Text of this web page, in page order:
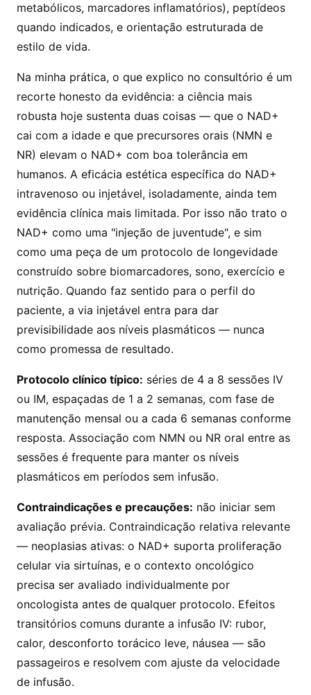
metabólicos, marcadores inflamatórios), peptídeos
quando indicados, e orientação estruturada de
estilo de vida.
Na minha prática, o que explico no consultório é um
recorte honesto da evidência: a ciência mais
robusta hoje sustenta duas coisas — que o NAD+
cai com a idade e que precursores orais (NMN e
NR) elevam o NAD+ com boa tolerância em
humanos. A eficácia estética específica do NAD+
intravenoso ou injetável, isoladamente, ainda tem
evidência clínica mais limitada. Por isso não trato o
NAD+ como uma "injeção de juventude", e sim
como uma peça de um protocolo de longevidade
construído sobre biomarcadores, sono, exercício e
nutrição. Quando faz sentido para o perfil do
paciente, a via injetável entra para dar
previsibilidade aos níveis plasmáticos — nunca
como promessa de resultado.
Protocolo clínico típico: séries de 4 a 8 sessões IV
ou IM, espaçadas de 1 a 2 semanas, com fase de
manutenção mensal ou a cada 6 semanas conforme
resposta. Associação com NMN ou NR oral entre as
sessões é frequente para manter os níveis
plasmáticos em períodos sem infusão.
Contraindicações e precauções: não iniciar sem
avaliação prévia. Contraindicação relativa relevante
— neoplasias ativas: o NAD+ suporta proliferação
celular via sirtuínas, e o contexto oncológico
precisa ser avaliado individualmente por
oncologista antes de qualquer protocolo. Efeitos
transitórios comuns durante a infusão IV: rubor,
calor, desconforto torácico leve, náusea — são
passageiros e resolvem com ajuste da velocidade
de infusão.